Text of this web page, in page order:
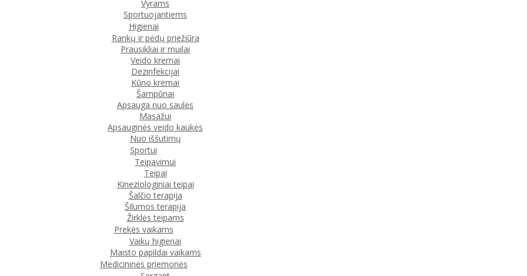
Vyrams
Sportuojantiems
Higienai
Rankų ir pėdų priežiūra
Prausikliai ir muilai
Veido kremai
Dezinfekcijai
Kūno kremai
Šampūnai
Apsauga nuo saulės
Masažui
Apsauginės veido kaukės
Nuo iššutimų
Sportui
Teipavimui
Teipai
Kineziologiniai teipai
Šalčio terapija
Šilumos terapija
Žirklės teipams
Prekės vaikams
Vaikų higienai
Maisto papildai vaikams
Medicininės priemonės